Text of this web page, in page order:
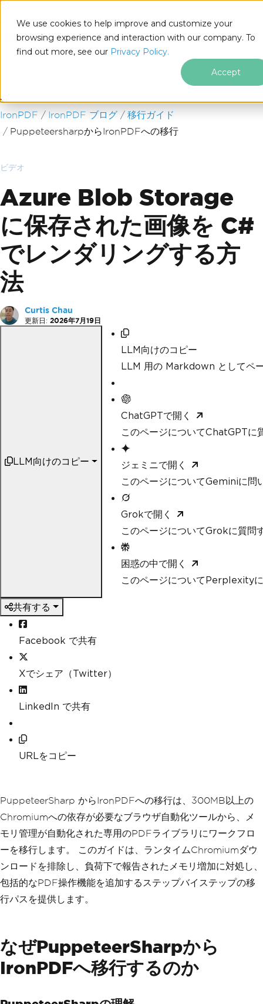
We use cookies to help improve and customize your
browsing experience and interaction with our company. To
find out more, see our Privacy Policy.
Accept
フッターコンテンツにスキップ
IronPDF IronPDF ブログ
移行ガイド
PuppeteersharpからIronPDFへの移行
ビデオ
Azure Blob Storage
に保存された画像を C#
でレンダリングする方
法
Curtis Chau
更新日: 2026年7月19日
LLM向けのコピー
LLM向けのコピー
LLM 用の Markdown としてペ
ChatGPTで開く
このページについてChatGPTに
ジェミニで開く
このページについてGeminiに問
Grokで開く
このページについてGrokに質問
困惑の中で開く
このページについてPerplexity
共有する
Facebook で共有
Xでシェア（Twitter）
LinkedIn で共有
URLをコピー
PuppeteerSharp からIronPDFへの移行は、300MB以上の
Chromiumへの依存が必要なブラウザ自動化ツールから、メ
モリ管理が自動化された専用のPDFライブラリにワークフロ
ーを移行します。 このガイドは、ランタイムChromiumダウ
ンロードを排除し、負荷下で報告されたメモリ増加に対処し、
包括的なPDF操作機能を追加するステップバイステップの移
行パスを提供します。
なぜPuppeteerSharpから
IronPDFへ移行するのか